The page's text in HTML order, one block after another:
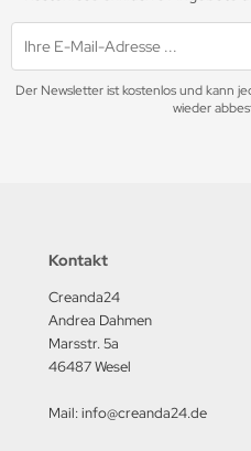
Der Newsletter ist kostenlos und kann
wieder
Kontakt
Creanda24
Andrea Dahmen
Marsstr. 5a
46487 Wesel
Mail: info@creanda24.de